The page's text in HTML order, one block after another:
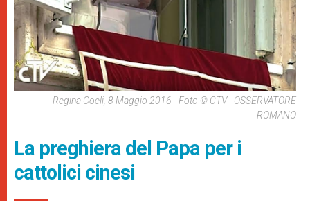
Regina Coeli, 8 Maggio 2016 - Foto © CTV - OSSERVATORE
ROMANO
La preghiera del Papa per i
cattolici cinesi